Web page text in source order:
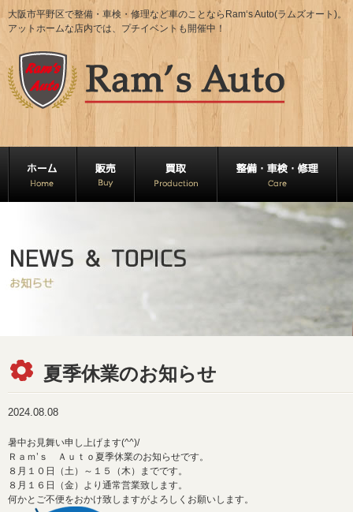
大阪市平野区で整備・車検・修理など車のことならRam‘s Auto(ラムズオート)。
アットホームな店内では、プチイベントも開催中！
夏季休業のお知らせ
2024.08.08
暑中お見舞い申し上げます(^^)/
Ｒａｍ’ｓ Ａｕｔｏ夏季休業のお知らせです。
８月１０日（土）～１５（木）までです。
８月１６日（金）より通常営業致します。
何かとご不便をおかけ致しますがよろしくお願いします。